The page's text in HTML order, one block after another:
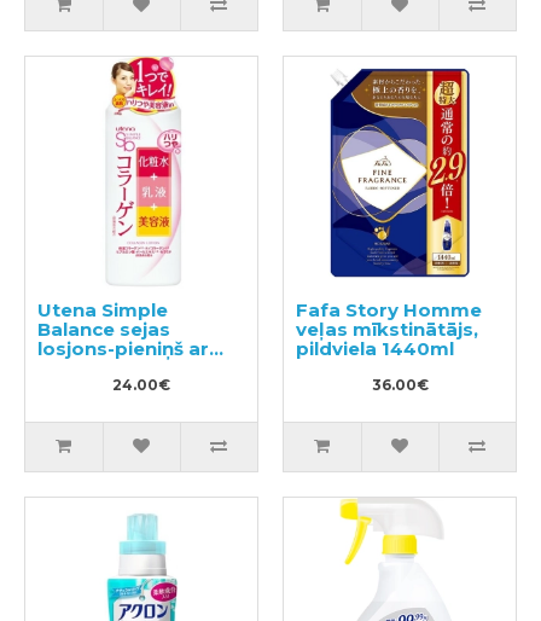
Utena Simple
Balance sejas
losjons-pieniņš ar
kolagēnu 220ml
24.00€
Fafa Story Homme
veļas mīkstinātājs,
pildviela 1440ml
36.00€